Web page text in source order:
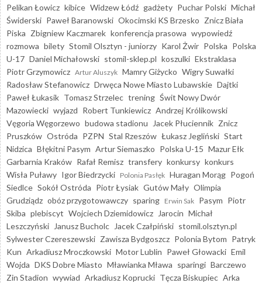
Pelikan Łowicz kibice Widzew Łódź gadżety Puchar Polski Michał
Świderski Paweł Baranowski Okocimski KS Brzesko Znicz Biała
Piska Zbigniew Kaczmarek konferencja prasowa wypowiedź
rozmowa bilety Stomil Olsztyn - juniorzy Karol Żwir Polska Polska
U-17 Daniel Michałowski stomil-sklep.pl koszulki Ekstraklasa
Piotr Grzymowicz Artur Aluszyk Mamry Giżycko Wigry Suwałki
Radosław Stefanowicz Drwęca Nowe Miasto Lubawskie Dajtki
Paweł Łukasik Tomasz Strzelec trening Świt Nowy Dwór
Mazowiecki wyjazd Robert Tunkiewicz Andrzej Królikowski
Vęgoria Węgorzewo budowa stadionu Jacek Płuciennik Znicz
Pruszków Ostróda PZPN Stal Rzeszów Łukasz Jegliński Start
Nidzica Błękitni Pasym Artur Siemaszko Polska U-15 Mazur Ełk
Garbarnia Kraków Rafał Remisz transfery konkursy konkurs
Wisła Puławy Igor Biedrzycki Polonia Pasłęk Huragan Morąg Pogoń
Siedlce Sokół Ostróda Piotr Łysiak Gutów Mały Olimpia
Grudziądz obóz przygotowawczy sparing Erwin Sak Pasym Piotr
Skiba plebiscyt Wojciech Dziemidowicz Jarocin Michał
Leszczyński
Janusz Bucholc Jacek Czałpiński stomil.olsztyn.pl
Sylwester Czereszewski Zawisza Bydgoszcz Polonia Bytom Patryk
Kun Arkadiusz Mroczkowski Motor Lublin Paweł Głowacki Emil
Wojda DKS Dobre Miasto Mławianka Mława sparingi Barczewo
Zin Stadion wywiad Arkadiusz Koprucki Tęcza Biskupiec Arka